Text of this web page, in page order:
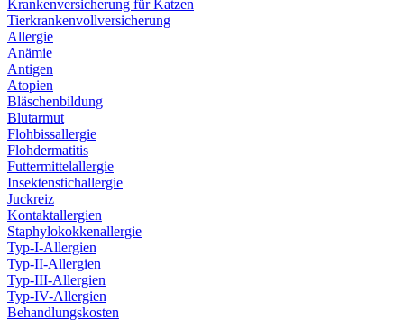
Krankenversicherung für Katzen
Tierkrankenvollversicherung
Allergie
Anämie
Antigen
Atopien
Bläschenbildung
Blutarmut
Flohbissallergie
Flohdermatitis
Futtermittelallergie
Insektenstichallergie
Juckreiz
Kontaktallergien
Staphylokokkenallergie
Typ-I-Allergien
Typ-II-Allergien
Typ-III-Allergien
Typ-IV-Allergien
Behandlungskosten